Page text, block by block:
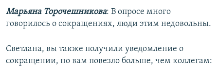
Марьяна Торочешникова: В опросе много
говорилось о сокращениях, люди этим недовольны.
Светлана, вы также получили уведомление о
сокращении, но вам повезло больше, чем коллегам: